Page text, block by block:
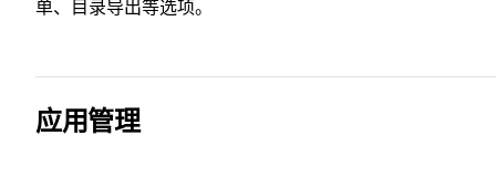
单、目录导出等选项。
应用管理